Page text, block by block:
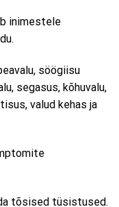
inimestele
söögiisu
segasus, kõhuvalu,
valud kehas ja
tõsised tüsistused.